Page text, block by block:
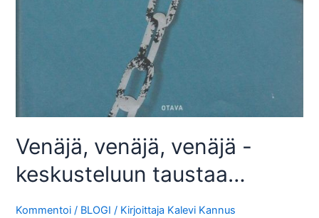
Venäjä, venäjä, venäjä -
keskusteluun taustaa…
Kommentoi / BLOGI / Kirjoittaja Kalevi Kannus